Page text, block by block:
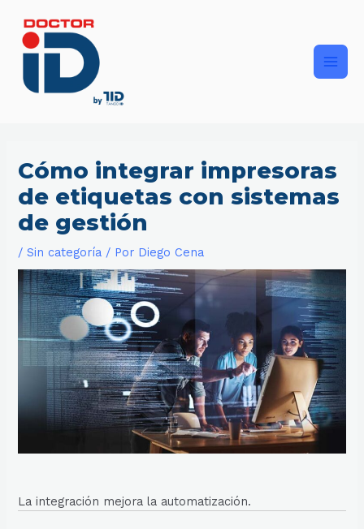
contenido
Cómo integrar impresoras
de etiquetas con sistemas
de gestión
/Sin categoría / Por Diego Cena
La integración mejora la automatización.